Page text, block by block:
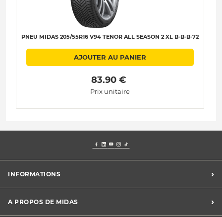
PNEU MIDAS 205/55R16 V94 TENOR ALL SEASON 2 XL B-B-B-72
AJOUTER AU PANIER
83.90 €
Prix unitaire
INFORMATIONS ›
Charte des cookies
A PROPOS DE MIDAS ›